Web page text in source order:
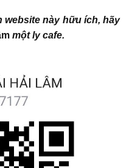
website này hữu ích, hãy
một ly cafe.